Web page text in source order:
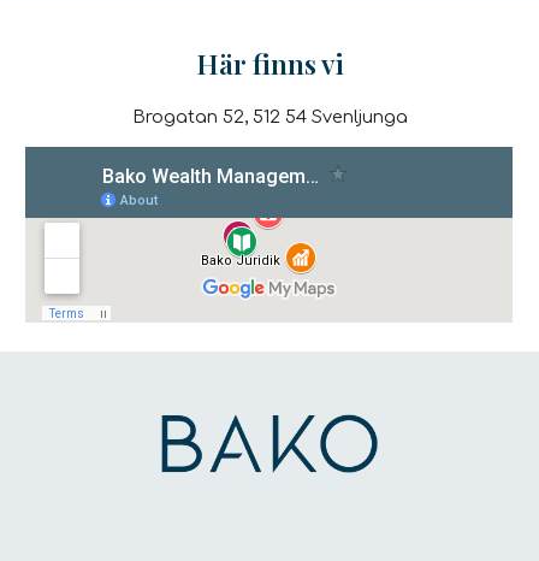
Här finns vi
Brogatan 52, 512 54 Svenljunga